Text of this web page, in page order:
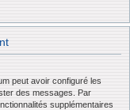
peut avoir configuré les
des messages. Par
supplémentaires